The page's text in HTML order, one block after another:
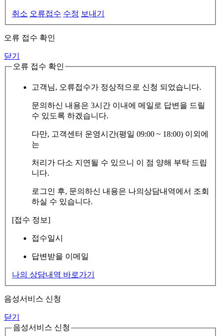
취소 오류접수 수정 보내기
오류 접수 확인
닫기
오류 접수 확인
고객님, 오류접수가 정상적으로 신청 되었습니다.
문의하신 내용은 3시간 이내에 메일로 답변을 드릴
수 있도록 하겠습니다.
다만, 고객센터 운영시간(평일 09:00 ~ 18:00) 이외에
는
처리가 다소 지연될 수 있으니 이 점 양해 부탁 드립
니다.
로그인 후, 문의하신 내용은 나의상담내역에서 조회
하실 수 있습니다.
[접수 정보]
접수일시
답변받을 이메일
나의 상담내역 바로가기
음성서비스 신청
닫기
음성서비스 신청